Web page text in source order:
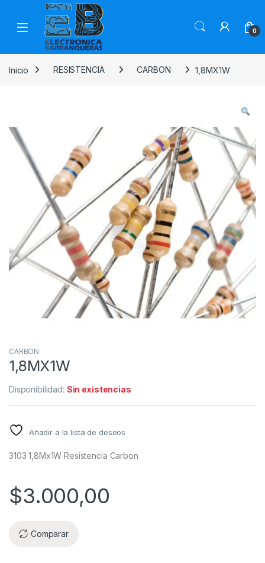
0
Inicio RESISTENCIA CARBON 1,8MX1W
CARBON
1,8MX1W
Disponibilidad: Sin existencias
Añadir a la lista de deseos
3103 1,8Mx1W Resistencia Carbon
$3.000,00
Comparar